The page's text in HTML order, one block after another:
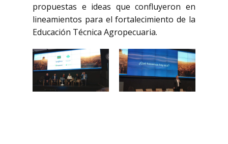
propuestas e ideas que confluyeron en
lineamientos para el fortalecimiento de la
Educación Técnica Agropecuaria.